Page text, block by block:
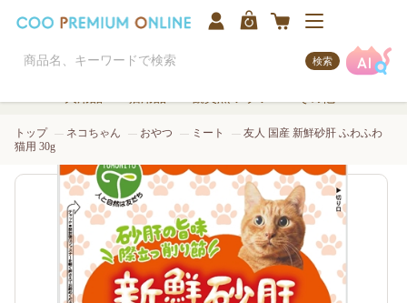
検索
トップ ネコちゃん おやつ ミート
友人 国産 新鮮砂肝 ふわふわ
猫用 30g